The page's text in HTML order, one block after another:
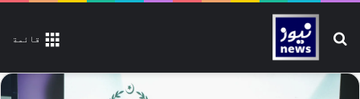
قائمة تلاش کیجیے